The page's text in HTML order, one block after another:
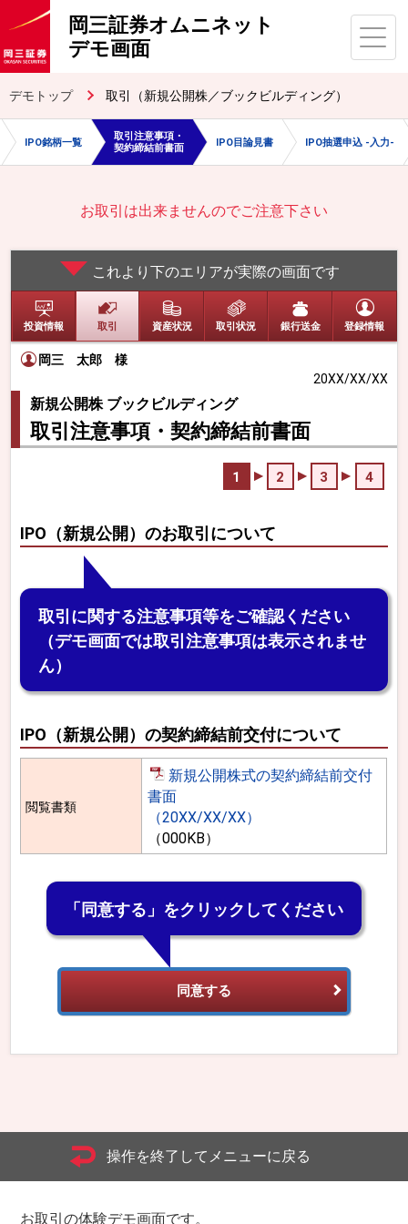
岡三証券オムニネット
デモ画面
デモトップ 取引（新規公開株／ブックビルディング）
IPO銘柄一覧
取引注意事項・
契約締結前書面
IPO目論見書 IPO抽選申込 -入力-
お取引は出来ませんのでご注意下さい
これより下のエリアが実際の画面です
投資情報 取引 資産状況 取引状況 銀行送金 登録情報
岡三 太郎
様
20XX/XX/XX
新規公開株 ブックビルディング
取引注意事項・契約締結前書面
1 2 3 4
IPO（新規公開）のお取引について
取引に関する注意事項等をご確認ください
（デモ画面では取引注意事項は表示されませ
ん）
IPO（新規公開）の契約締結前交付について
閲覧書類
新規公開株式の契約締結前交付
書面
（20XX/XX/XX）
（000KB）
「同意する」をクリックしてください
同意する
お取引の体験デモ画面です。
操作を終了してメニューに戻る